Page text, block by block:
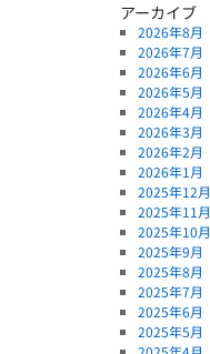
アーカイブ
2026年8月
2026年7月
2026年6月
2026年5月
2026年4月
2026年3月
2026年2月
2026年1月
2025年12月
2025年11月
2025年10月
2025年9月
2025年8月
2025年7月
2025年6月
2025年5月